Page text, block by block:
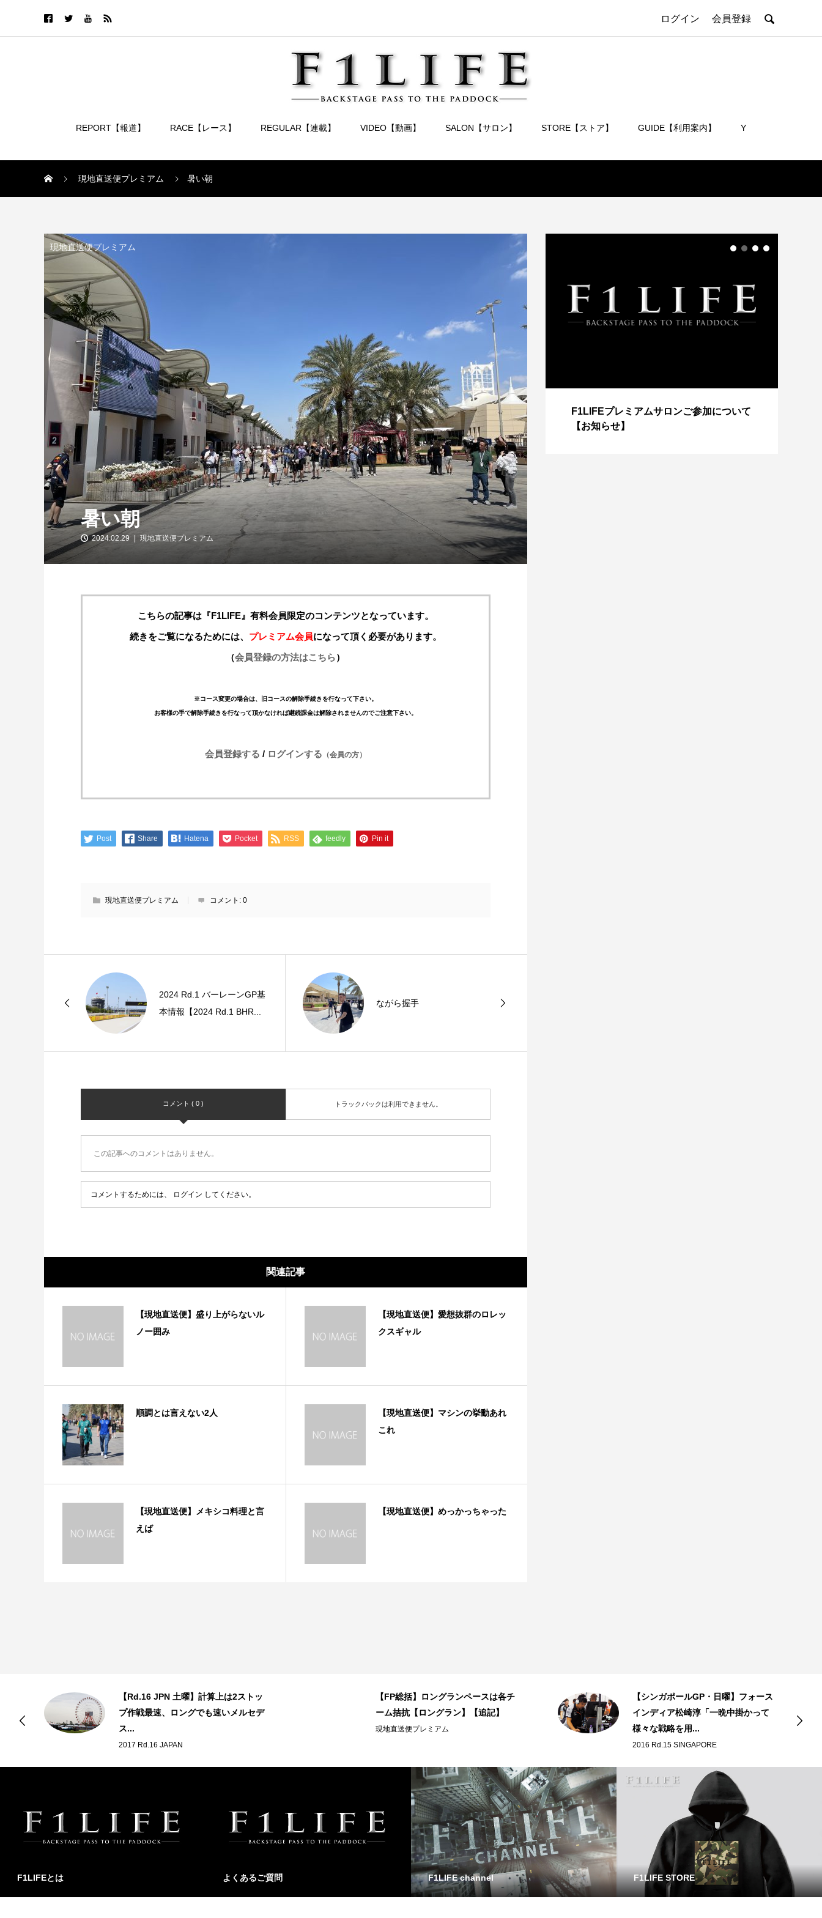
ログイン 会員登録 
REPORT【報道】 RACE【レース】 REGULAR【連載】 VIDEO【動画】 SALON【サロン】 STORE【ストア】 GUIDE【利用案内】 Y
現地直送便プレミアム 暑い朝
現地直送便プレミアム
暑い朝
2024.02.29 現地直送便プレミアム
こちらの記事は『F1LIFE』有料会員限定のコンテンツとなっています。
続きをご覧になるためには、 プレミアム会員になって頂く必要があります。
（会員登録の方法はこちら）
※コース変更の場合は、旧コースの解除手続きを行なって下さい。
お客様の手で解除手続きを行なって頂かなければ継続課金は解除されませんのでご注意下さい。
会員登録する / ログインする （会員の方）
Post Share Hatena Pocket RSS feedly Pin it
現地直送便プレミアム コメント: 0
2024 Rd.1 バーレーンGP基
本情報【2024 Rd.1 BHR...
ながら握手
コメント ( 0 ) トラックバックは利用できません。
この記事へのコメントはありません。
コメントするためには、 ログイン してください。
関連記事
【現地直送便】盛り上がらないル
ノー囲み
【現地直送便】愛想抜群のロレッ
クスギャル
順調とは言えない2人
【現地直送便】マシンの挙動あれ
これ
【現地直送便】メキシコ料理と言
えば
【現地直送便】めっかっちゃった
【特別企画】2026年ホンダの現在地
①「アストンマーティンとの交渉4...
【特別記事】レーシングブルズ、
VCARB 02を生み出すファクトリー...
F1LIFEプレミアムサロンご参加について
【お知らせ】
【Rd.16 JPN 土曜】計算上は2ストッ
プ作戦最速、ロングでも速いメルセデ
ス...
2017 Rd.16 JAPAN
【FP総括】ロングランペースは各チ
ーム拮抗【ロングラン】【追記】
現地直送便プレミアム
【シンガポールGP・日曜】フォース
インディア松崎淳「一晩中掛かって
様々な戦略を用...
2016 Rd.15 SINGAPORE
F1LIFEとは よくあるご質問 F1LIFE channel F1LIFE STORE